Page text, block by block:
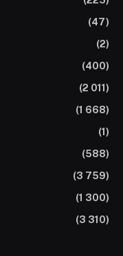
(47)
(2)
(400)
(2 011)
(1 668)
(1)
(588)
(3 759)
(1 300)
(3 310)